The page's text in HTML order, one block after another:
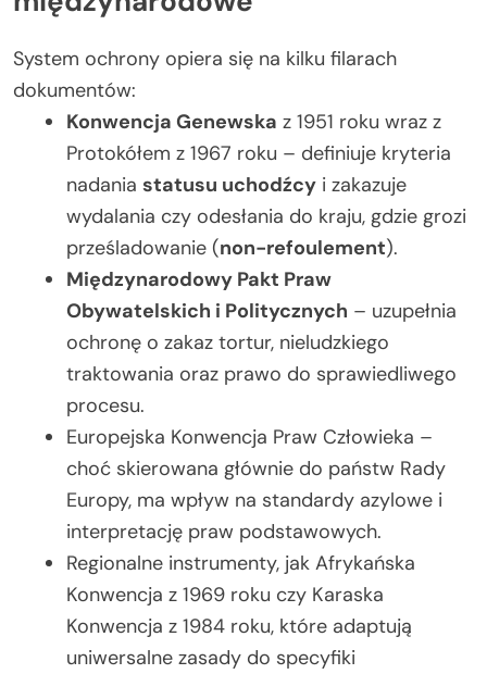
System ochrony opiera się na kilku filarach
dokumentów:
Konwencja Genewska z 1951 roku wraz z
Protokółem z 1967 roku – definiuje kryteria
nadania statusu uchodźcy i zakazuje
wydalania czy odesłania do kraju, gdzie grozi
prześladowanie (non-refoulement).
Międzynarodowy Pakt Praw
Obywatelskich i Politycznych – uzupełnia
ochronę o zakaz tortur, nieludzkiego
traktowania oraz prawo do sprawiedliwego
procesu.
Europejska Konwencja Praw Człowieka –
choć skierowana głównie do państw Rady
Europy, ma wpływ na standardy azylowe i
interpretację praw podstawowych.
Regionalne instrumenty, jak Afrykańska
Konwencja z 1969 roku czy Karaska
Konwencja z 1984 roku, które adaptują
uniwersalne zasady do specyfiki